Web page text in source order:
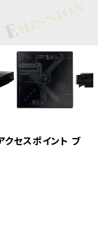
セスポイント ブ